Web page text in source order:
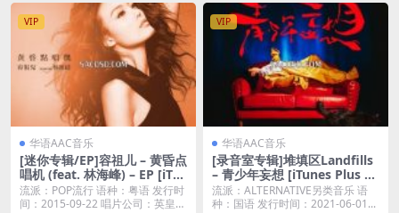
VIP
华语AAC音乐
[迷你专辑/EP]容祖儿 – 黄昏点
唱机 (feat. 林海峰) – EP [iTu
nes Plus M4A]
流派：POP流行 语种：粤语 发行时
间：2015-09-22 唱片公司：英皇唱
VIP
华语AAC音乐
[录音室专辑]堆填区Landfills
– 青少年妄想 [iTunes Plus M
4A]
流派：ALTERNATIVE另类音乐 语
种：国语 发行时间：2021-06-01...